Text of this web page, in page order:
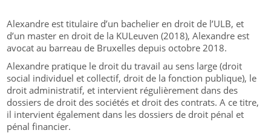
Alexandre est titulaire d’un bachelier en droit de l’ULB, et
d’un master en droit de la KULeuven (2018), Alexandre est
avocat au barreau de Bruxelles depuis octobre 2018.
Alexandre pratique le droit du travail au sens large (droit
social individuel et collectif, droit de la fonction publique), le
droit administratif, et intervient régulièrement dans des
dossiers de droit des sociétés et droit des contrats. A ce titre,
il intervient également dans les dossiers de droit pénal et
pénal financier.